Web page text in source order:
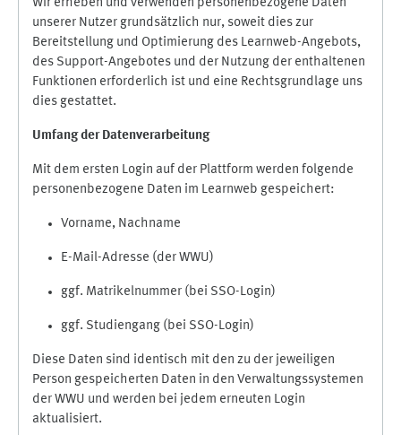
Wir erheben und verwenden personenbezogene Daten
unserer Nutzer grundsätzlich nur, soweit dies zur
Bereitstellung und Optimierung des Learnweb-Angebots,
des Support-Angebotes und der Nutzung der enthaltenen
Funktionen erforderlich ist und eine Rechtsgrundlage uns
dies gestattet.
Umfang der Datenverarbeitung
Mit dem ersten Login auf der Plattform werden folgende
personenbezogene Daten im Learnweb gespeichert:
Vorname, Nachname
E-Mail-Adresse (der WWU)
ggf. Matrikelnummer (bei SSO-Login)
ggf. Studiengang (bei SSO-Login)
Diese Daten sind identisch mit den zu der jeweiligen
Person gespeicherten Daten in den Verwaltungssystemen
der WWU und werden bei jedem erneuten Login
aktualisiert.